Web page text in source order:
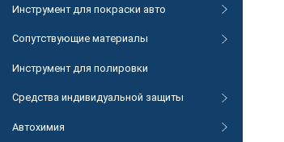
Инструмент для покраски авто
Сопутствующие материалы
Инструмент для полировки
Средства индивидуальной защиты
Автохимия